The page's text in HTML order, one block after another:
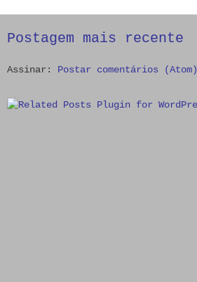
Postagem mais recente
Assinar: Postar comentários (Atom)